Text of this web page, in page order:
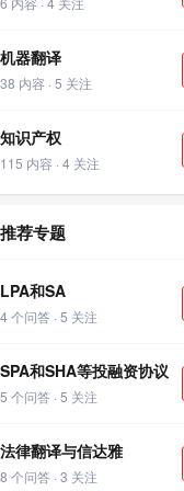
机器翻译
38 内容 · 5 关注
知识产权
115 内容 · 4 关注
推荐专题
LPA和SA
4 个问答 · 5 关注
SPA和SHA等投融资协议
5 个问答 · 5 关注
法律翻译与信达雅
8 个问答 · 3 关注